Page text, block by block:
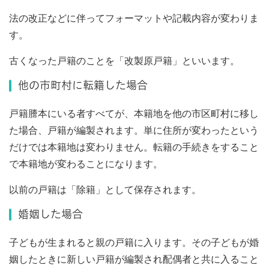
法の改正などに伴ってフォーマットや記載内容が変わりま
す。
古くなった戸籍のことを「改製原戸籍」といいます。
他の市町村に転籍した場合
戸籍謄本にいる者すべてが、本籍地を他の市区町村に移し
た場合、戸籍が編製されます。単に住所が変わったという
だけでは本籍地は変わりません。転籍の手続きをすること
で本籍地が変わることになります。
以前の戸籍は「除籍」として保存されます。
婚姻した場合
子どもが生まれると親の戸籍に入ります。その子どもが婚
姻したときに新しい戸籍が編製され配偶者と共に入ること